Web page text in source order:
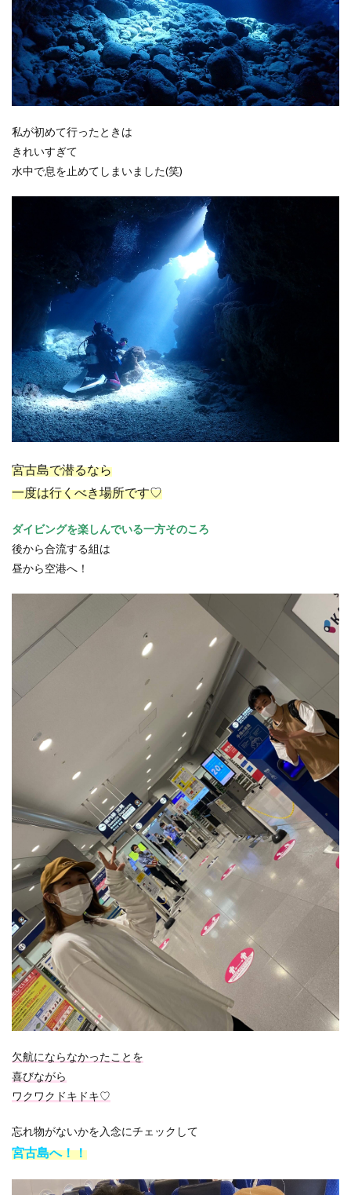
私が初めて行ったときは
きれいすぎて
水中で息を止めてしまいました(笑)
宮古島で潜るなら
一度は行くべき場所です♡
ダイビングを楽しんでいる一方そのころ
後から合流する組は
昼から空港へ！
欠航にならなかったことを
喜びながら
ワクワクドキドキ♡
忘れ物がないかを入念にチェックして
宮古島へ！！